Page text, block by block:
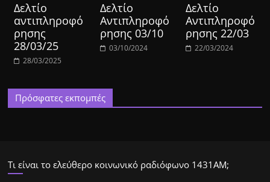
Δελτίο
αντιπληροφό
ρησης
28/03/25
28/03/2025
Δελτίο
Αντιπληροφό
ρησης 03/10
03/10/2024
Δελτίο
Αντιπληροφό
ρησης 22/03
22/03/2024
Πρόσφατες εκπομπές
Τι είναι το ελεύθερο κοινωνικό ραδιόφωνο 1431ΑΜ;